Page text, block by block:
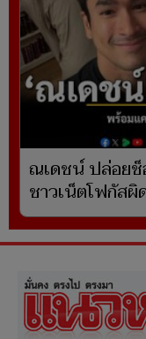
ณเดชน์ ปล่อย
ชาวเน็ตโฟกัสผิ